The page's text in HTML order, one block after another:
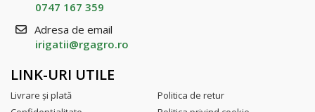
0747 167 359
Adresa de email
irigatii@rgagro.ro
LINK-URI UTILE
Livrare şi plată
Politica de retur